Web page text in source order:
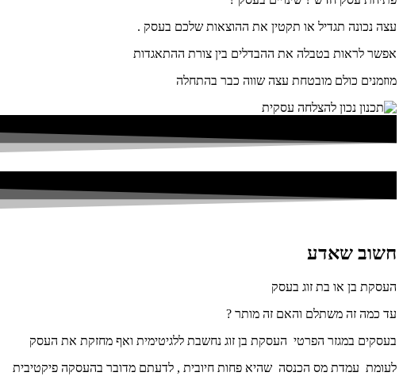
עצה נכונה תגדיל או תקטין את ההוצאות שלכם בעסק .
אפשר לראות בטבלה את ההבדלים בין צורת ההתאגדות
מוזמנים כולם מובטחת עצה שווה כבר בהתחלה
חשוב שאדע
העסקת בן או בת זוג בעסק
עד כמה זה משתלם והאם זה מותר ?
בעסקים במגזר הפרטי העסקת בן זוג נחשבת ללגיטימית ואף מחזקת את העסק
לעומת עמדת מס הכנסה שהיא פחות חיובית , לדעתם מדובר בהעסקה פיקטיבית